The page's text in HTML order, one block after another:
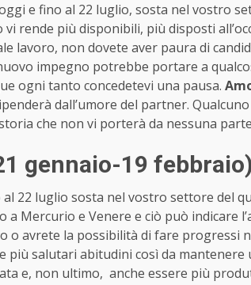
e fino al 22 luglio, sosta nel vostro
rende più disponibili, più disposti
lavoro, non dovete aver paura di
impegno potrebbe portare a
ogni tanto concedetevi una pausa.
dall’umore del partner.
che non vi porterà da nessuna
gennaio-19
al 22 luglio sosta nel vostro settore del
a Mercurio e Venere e ciò può indicare
o avrete la possibilità di fare progressi
più salutari abitudini così da
e, non ultimo, anche essere più